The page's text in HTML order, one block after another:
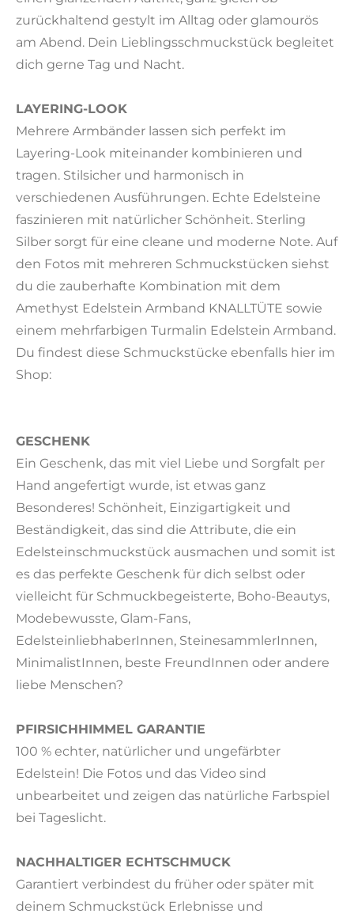
zurückhaltend gestylt im Alltag oder glamourös
am Abend. Dein Lieblingsschmuckstück begleitet
dich gerne Tag und Nacht.
LAYERING-LOOK
Mehrere Armbänder lassen sich perfekt im
Layering-Look miteinander kombinieren und
tragen. Stilsicher und harmonisch in
verschiedenen Ausführungen. Echte Edelsteine
faszinieren mit natürlicher Schönheit. Sterling
Silber sorgt für eine cleane und moderne Note. Auf
den Fotos mit mehreren Schmuckstücken siehst
du die zauberhafte Kombination mit dem
Amethyst Edelstein Armband KNALLTÜTE sowie
einem mehrfarbigen Turmalin Edelstein Armband.
Du findest diese Schmuckstücke ebenfalls hier im
Shop:
GESCHENK
Ein Geschenk, das mit viel Liebe und Sorgfalt per
Hand angefertigt wurde, ist etwas ganz
Besonderes! Schönheit, Einzigartigkeit und
Beständigkeit, das sind die Attribute, die ein
Edelsteinschmuckstück ausmachen und somit ist
es das perfekte Geschenk für dich selbst oder
vielleicht für Schmuckbegeisterte, Boho-Beautys,
Modebewusste, Glam-Fans,
EdelsteinliebhaberInnen, SteinesammlerInnen,
MinimalistInnen, beste FreundInnen oder andere
liebe Menschen?
PFIRSICHHIMMEL GARANTIE
100 % echter, natürlicher und ungefärbter
Edelstein! Die Fotos und das Video sind
unbearbeitet und zeigen das natürliche Farbspiel
bei Tageslicht.
NACHHALTIGER ECHTSCHMUCK
Garantiert verbindest du früher oder später mit
deinem Schmuckstück Erlebnisse und